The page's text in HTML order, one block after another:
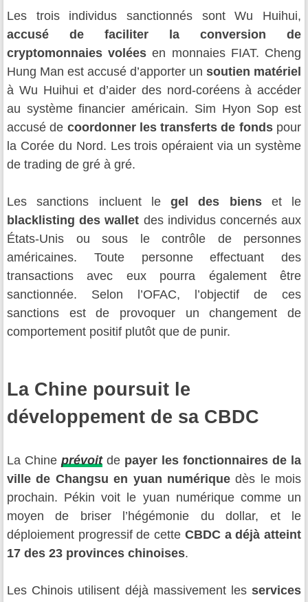
Les trois individus sanctionnés sont Wu Huihui,
accusé de faciliter la conversion de
cryptomonnaies volées en monnaies FIAT. Cheng
Hung Man est accusé d’apporter un soutien matériel
à Wu Huihui et d’aider des nord-coréens à accéder
au système financier américain. Sim Hyon Sop est
accusé de coordonner les transferts de fondspour
la Corée du Nord. Les trois opéraient via un système
de trading de gré à gré.
Les sanctions incluent le gel des bienset le
blacklisting des wallet des individus concernés aux
États-Unis ou sous le contrôle de personnes
américaines. Toute personne effectuant des
transactions avec eux pourra également être
sanctionnée. Selon l’OFAC, l’objectif de ces
sanctions est de provoquer un changement de
comportement positif plutôt que de punir.
La Chine poursuit le
développement de sa CBDC
La Chine prévoitde payer les fonctionnaires de la
ville de Changsu en yuan numériquedès le mois
prochain. Pékin voit le yuan numérique comme un
moyen de briser l’hégémonie du dollar, et le
déploiement progressif de cette CBDC a déjà atteint
17 des 23 provinces chinoises.
Les Chinois utilisent déjà massivement les services